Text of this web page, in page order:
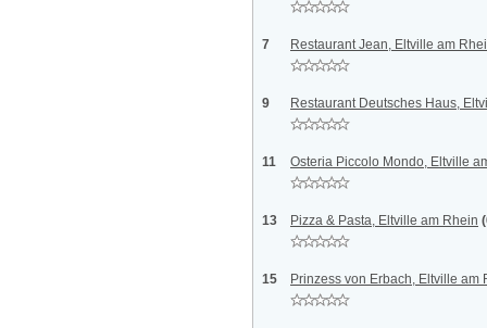
7 Restaurant Jean, Eltville am
9 Restaurant Deutsches Haus,
11 Osteria Piccolo Mondo, Eltville
13 Pizza & Pasta, Eltville am Rhein
15 Prinzess von Erbach, Eltville am